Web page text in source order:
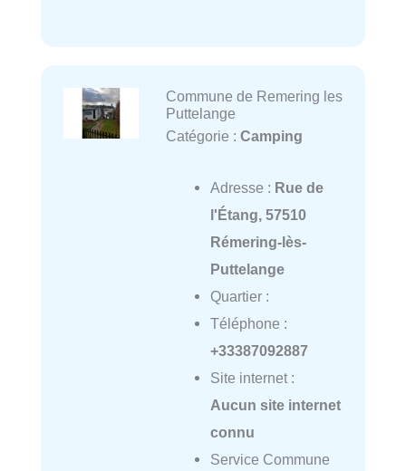
Commune de Remering les
Puttelange
Catégorie : Camping
Adresse : Rue de
l'Étang, 57510
Rémering-lès-
Puttelange
Quartier :
Téléphone :
+33387092887
Site internet :
Aucun site internet
connu
Service Commune